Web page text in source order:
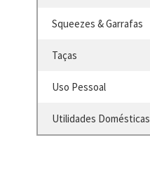
Squeezes & Garrafas
Taças
Uso Pessoal
Utilidades Domésticas